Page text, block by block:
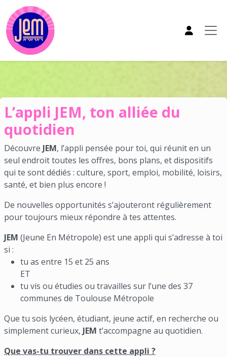
Aller au contenu principal
Appli JEM
L’appli JEM, ton alliée du
quotidien
Découvre JEM, l’appli pensée pour toi, qui réunit en un
seul endroit toutes les offres, bons plans, et dispositifs
qui te sont dédiés : culture, sport, emploi, mobilité, loisirs,
santé, et bien plus encore !
De nouvelles opportunités s’ajouteront régulièrement
pour toujours mieux répondre à tes attentes.
JEM (Jeune En Métropole) est une appli qui s’adresse à toi
si :
tu as entre 15 et 25 ans
ET
tu vis ou étudies ou travailles sur l’une des 37
communes de Toulouse Métropole
Que tu sois lycéen, étudiant, jeune actif, en recherche ou
simplement curieux, JEM t’accompagne au quotidien.
Que vas-tu trouver dans cette appli ?